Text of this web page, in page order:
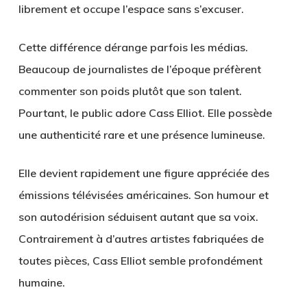
librement et occupe l’espace sans s’excuser.
Cette différence dérange parfois les médias.
Beaucoup de journalistes de l’époque préfèrent
commenter son poids plutôt que son talent.
Pourtant, le public adore Cass Elliot. Elle possède
une authenticité rare et une présence lumineuse.
Elle devient rapidement une figure appréciée des
émissions télévisées américaines. Son humour et
son autodérision séduisent autant que sa voix.
Contrairement à d’autres artistes fabriquées de
toutes pièces, Cass Elliot semble profondément
humaine.